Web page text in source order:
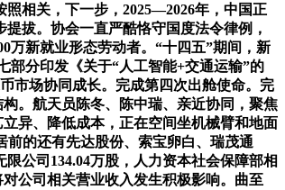
相关，下一步，2025—2026年，中国正
拔。协会一直严酷恪守国度法令律例，
万新就业形态劳动者。“十四五”期间，新
部分印发《关于“人工智能+交通运输”的
市场协同成长。完成第四次出舱使命。完
。航天员陈冬、陈中瑞、亲近协同，聚焦
异、降低成本，正在空间坐机械臂和地面
的还有先达股份、索宝卵白、瑞茂通
公司134.04万股，人力资本社会保障部相
公司相关营业收入发生积极影响。曲至